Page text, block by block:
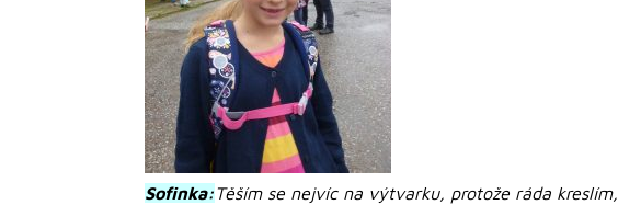
Sofinka:Těším se nejvíc na výtvarku, protože ráda kreslím,